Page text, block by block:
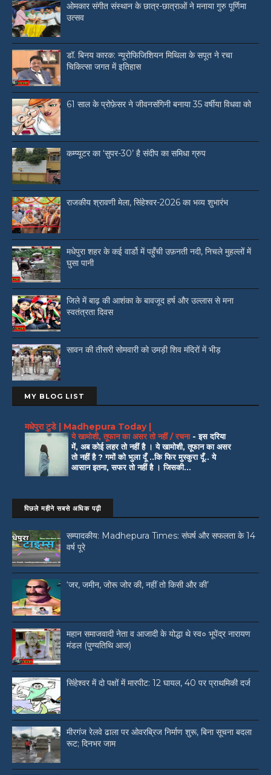
ओमकार संगीत संस्थान के छात्र-छात्राओं ने मनाया गुरु पूर्णिमा
उत्सव
डॉ. बिनय कारक: न्यूरोफिजिशियन मिथिला के सपूत ने रचा
चिकित्सा जगत में इतिहास
61 साल के प्रोफ़ेसर ने जीवनसंगिनी बनाया 35 वर्षीया विधवा को
कम्प्यूटर का ‘सुपर-30’ है संदीप का समिधा ग्रुप
राजकीय श्रावणी मेला, सिंहेश्वर-2026 का भव्य शुभारंभ
मधेपुरा शहर के कई वार्डो में पहुँची उफ़नती नदी, निचले मुहल्लों में
घुसा पानी
जिले में बाढ़ की आशंका के बावजूद हर्ष और उल्लास से मना
स्वतंत्रता दिवस
सावन की तीसरी सोमवारी को उमड़ी शिव मंदिरों में भीड़
MY BLOG LIST
मधेपुरा टुडे | Madhepura Today |
ये खामोशी, तूफान का असर तो नहीं / रचना -इस दरिया
में, अब कोई लहर तो नहीं है । ये खामोशी, तूफान का असर
तो नहीं है ? गमों को भुला दूँ ..कि फिर मुस्कुरा दूँ.. ये
आसान इतना, सफर तो नहीं है । जिसकी...
पिछले महीने सबसे अधिक पढ़ी
सम्पादकीय: Madhepura Times: संघर्ष और सफलता के 14
वर्ष पूरे
‘जर, जमीन, जोरू जोर की, नहीं तो किसी और की’
महान समाजवादी नेता व आजादी के योद्धा थे स्व० भूपेंद्र नारायण
मंडल (पुण्यतिथि आज)
सिंहेश्वर में दो पक्षों में मारपीट: 12 घायल, 40 पर प्राथमिकी दर्ज
मीरगंज रेलवे ढाला पर ओवरब्रिज निर्माण शुरू, बिना सूचना बदला
रूट; दिनभर जाम